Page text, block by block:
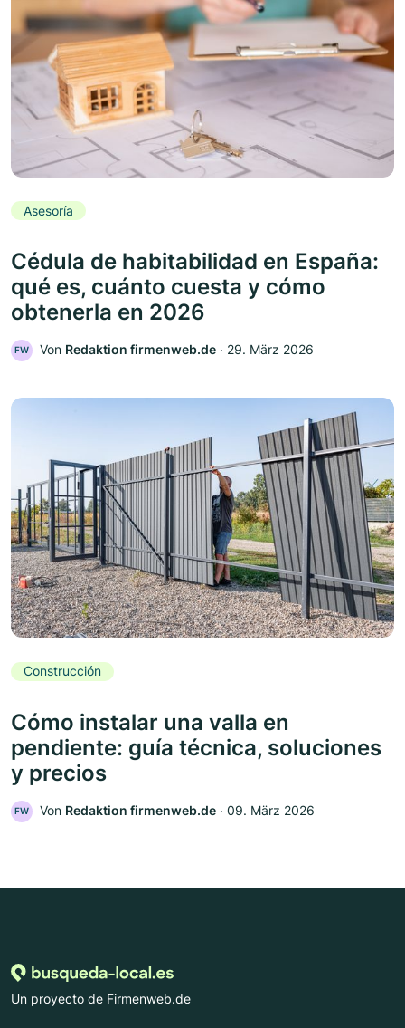
Asesoría
Cédula de habitabilidad en España:
qué es, cuánto cuesta y cómo
obtenerla en 2026
FW Von Redaktion firmenweb.de ‧ 29. März 2026
Construcción
Cómo instalar una valla en
pendiente: guía técnica, soluciones
y precios
FW Von Redaktion firmenweb.de ‧ 09. März 2026
Un proyecto de Firmenweb.de